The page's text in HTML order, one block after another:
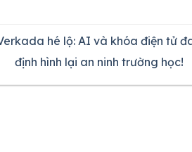
hé lộ: AI và khóa điện tử
định hình lại an ninh trường học!